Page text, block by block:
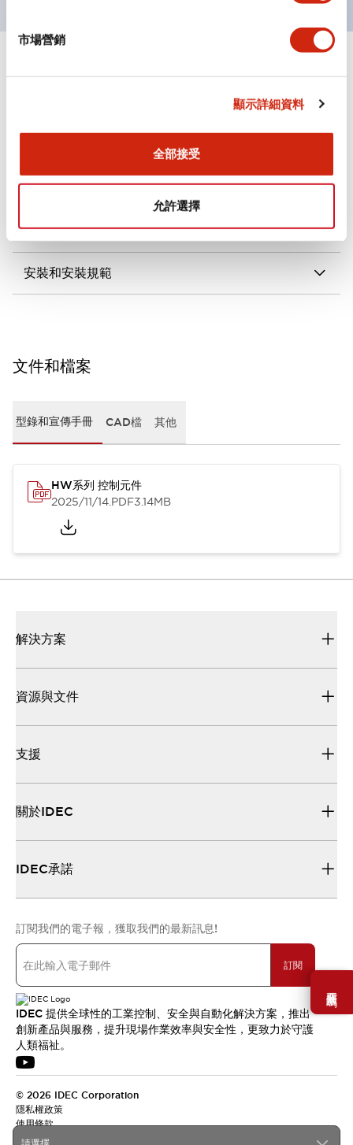
市場營銷
顯示詳細資料
全部接受
允許選擇
需要幫助嗎？
+
電氣規範（額定照明部分）
環境規範
機械規格
安裝和安裝規範
文件和檔案
型錄和宣傳手冊 CAD檔 其他
HW系列 控制元件
2025/11/14.PDF3.14MB
解決方案
資源與文件
支援
關於IDEC
IDEC承諾
訂閱我們的電子報，獲取我們的最新訊息!
訂閱
IDEC 提供全球性的工業控制、安全與自動化解決方案，推出
創新產品與服務，提升現場作業效率與安全性，更致力於守護
人類福祉。
© 2026 IDEC Corporation
隱私權政策
使用條款